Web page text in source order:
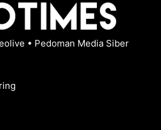
• Pedoman Media Siber